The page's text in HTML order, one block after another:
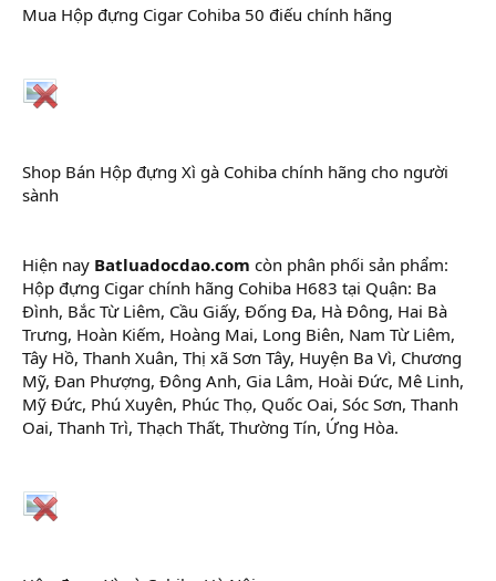
Mua Hộp đựng Cigar Cohiba 50 điếu chính hãng
Shop Bán Hộp đựng Xì gà Cohiba chính hãng cho người
sành
Hiện nay Batluadocdao.com còn phân phối sản phẩm:
Hộp đựng Cigar chính hãng Cohiba H683 tại Quận: Ba
Đình, Bắc Từ Liêm, Cầu Giấy, Đống Đa, Hà Đông, Hai Bà
Trưng, Hoàn Kiếm, Hoàng Mai, Long Biên, Nam Từ Liêm,
Tây Hồ, Thanh Xuân, Thị xã Sơn Tây, Huyện Ba Vì, Chương
Mỹ, Đan Phượng, Đông Anh, Gia Lâm, Hoài Đức, Mê Linh,
Mỹ Đức, Phú Xuyên, Phúc Thọ, Quốc Oai, Sóc Sơn, Thanh
Oai, Thanh Trì, Thạch Thất, Thường Tín, Ứng Hòa.